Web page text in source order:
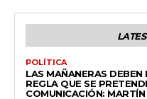
POLÍTICA
LAS MAÑANERAS
REGLA QUE SE
COMUNICACIÓN: